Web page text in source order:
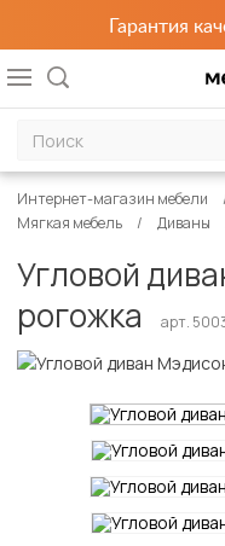
Гарантия
Интернет-магазин мебели
Мягкая мебель
Диваны
Угловой
рогожка
арт.